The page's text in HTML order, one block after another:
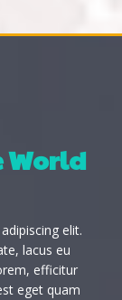
World
elit.
lacus eu
efficitur
eget quam